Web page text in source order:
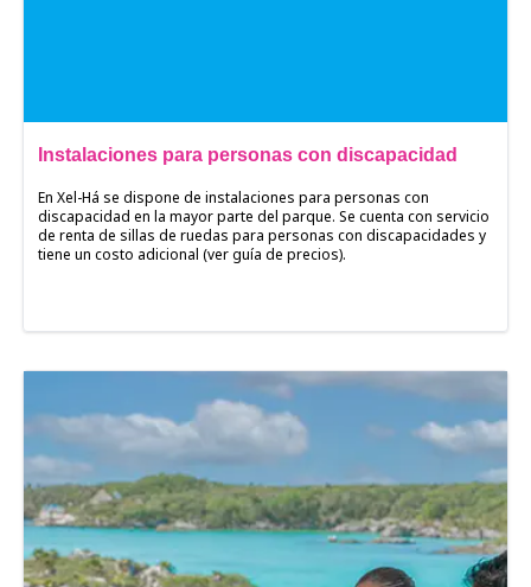
Instalaciones para personas con discapacidad
En Xel-Há se dispone de instalaciones para personas con
discapacidad en la mayor parte del parque. Se cuenta con servicio
de renta de sillas de ruedas para personas con discapacidades y
tiene un costo adicional (ver guía de precios).